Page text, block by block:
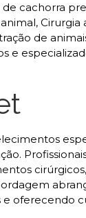
cachorra
Cirurgia
de
e
oferecendo